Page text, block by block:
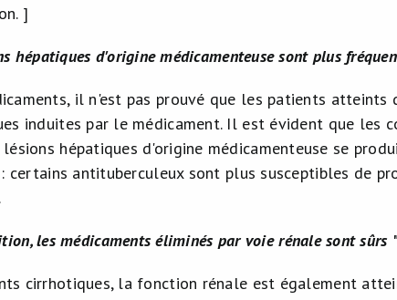
]
hépatiques d'origine médicamenteuse sont plus
il n'est pas prouvé que les patients atteints
induites par le médicament. Il est évident que les
hépatiques d'origine médicamenteuse se
certains antituberculeux sont plus susceptibles de
les médicaments éliminés par voie rénale sont sûrs
cirrhotiques, la fonction rénale est également